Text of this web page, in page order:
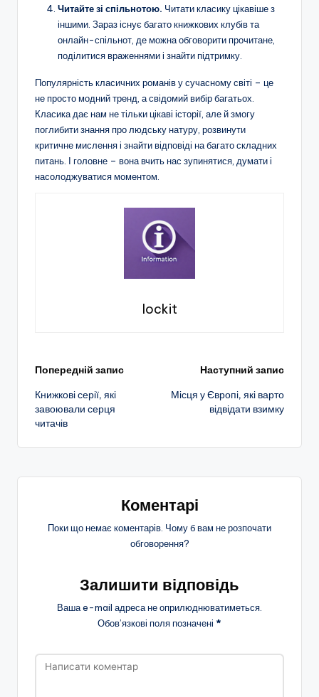
Читайте зі спільнотою. Читати класику цікавіше з
іншими. Зараз існує багато книжкових клубів та
онлайн-спільнот, де можна обговорити прочитане,
поділитися враженнями і знайти підтримку.
Популярність класичних романів у сучасному світі – це
не просто модний тренд, а свідомий вибір багатьох.
Класика дає нам не тільки цікаві історії, але й змогу
поглибити знання про людську натуру, розвинути
критичне мислення і знайти відповіді на багато складних
питань. І головне – вона вчить нас зупинятися, думати і
насолоджуватися моментом.
lockit
Навігація
по
запису
Попередній запис
Книжкові серії, які
завоювали серця
читачів
Наступний запис
Місця у Європі, які варто
відвідати взимку
Коментарі
Поки що немає коментарів. Чому б вам не розпочати
обговорення?
Залишити відповідь
Ваша e-mail адреса не оприлюднюватиметься.
Обов’язкові поля позначені *